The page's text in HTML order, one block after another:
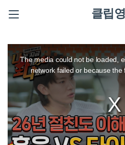
클립
is
a
modal
window.
The media could not be loaded,
network failed or because the